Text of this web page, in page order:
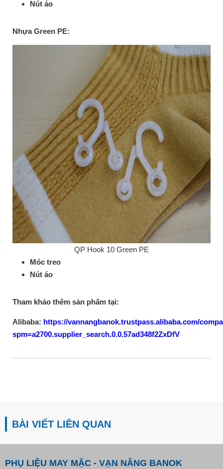
Nút áo
Nhựa Green PE:
QP Hook 10 Green PE
Móc treo
Nút áo
Tham khảo thêm sản phẩm tại:
Alibaba: https://vannangbanok.trustpass.alibaba.com/
spm=a2700.supplier_search.0.0.57ad348f2ZxDfV
BÀI VIẾT LIÊN QUAN
PHỤ LIỆU MAY MẶC - VẠN NĂNG BANOK